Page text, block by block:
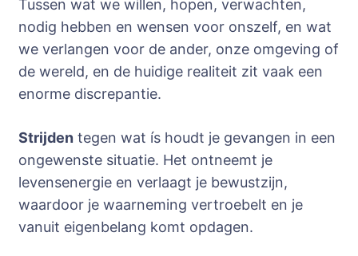
Tussen wat we willen, hopen, verwachten,
nodig hebben en wensen voor onszelf, en wat
we verlangen voor de ander, onze omgeving of
de wereld, en de huidige realiteit zit vaak een
enorme discrepantie.
Strijden tegen wat ís houdt je gevangen in een
ongewenste situatie. Het ontneemt je
levensenergie en verlaagt je bewustzijn,
waardoor je waarneming vertroebelt en je
vanuit eigenbelang komt opdagen.